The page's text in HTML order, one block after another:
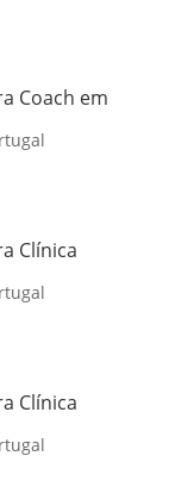
Coach em
Clínica
Clínica